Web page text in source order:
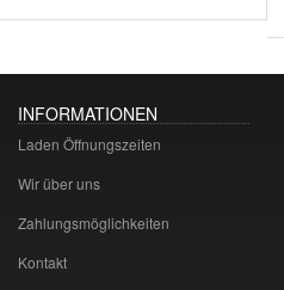
INFORMATIONEN
Laden Öffnungszeiten
Wir über uns
Zahlungsmöglichkeiten
Kontakt